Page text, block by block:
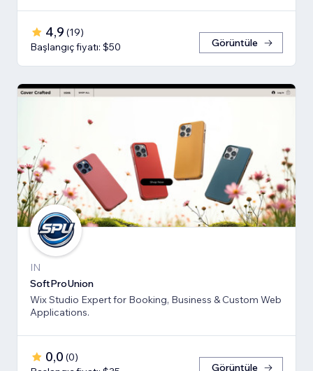
4,9 (19)
Başlangıç fiyatı: $50
Görüntüle
IN
SoftProUnion
Wix Studio Expert for Booking, Business & Custom Web
Applications.
0,0 (0)
Görüntüle